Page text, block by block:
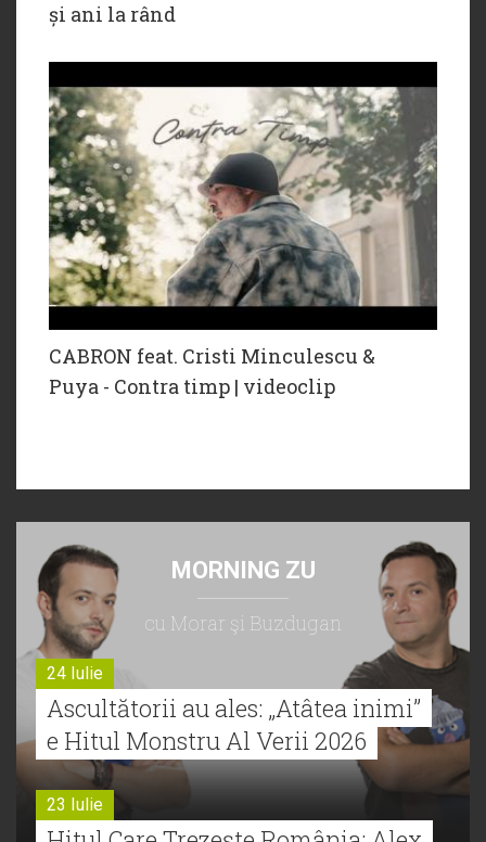
și ani la rând
CABRON feat. Cristi Minculescu &
‪Puya - Contra timp | videoclip
MORNING ZU
cu Morar şi Buzdugan
24 Iulie
Ascultătorii au ales: „Atâtea inimi”
e Hitul Monstru Al Verii 2026
23 Iulie